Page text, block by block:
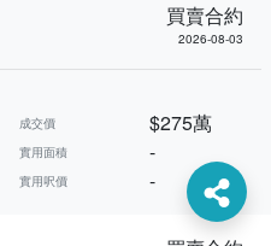
買賣合約
2026-08-03
成交價 $275萬
實用面積 -
實用呎價 -